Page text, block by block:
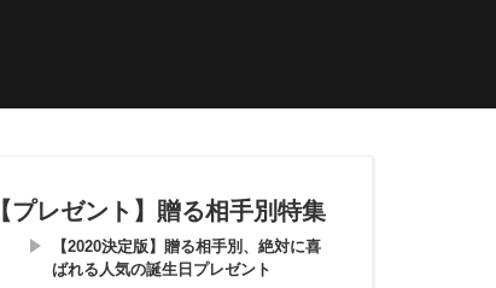
【プレゼント】贈る相手別特集
【2020決定版】贈る相手別、絶対に喜
ばれる人気の誕生日プレゼント